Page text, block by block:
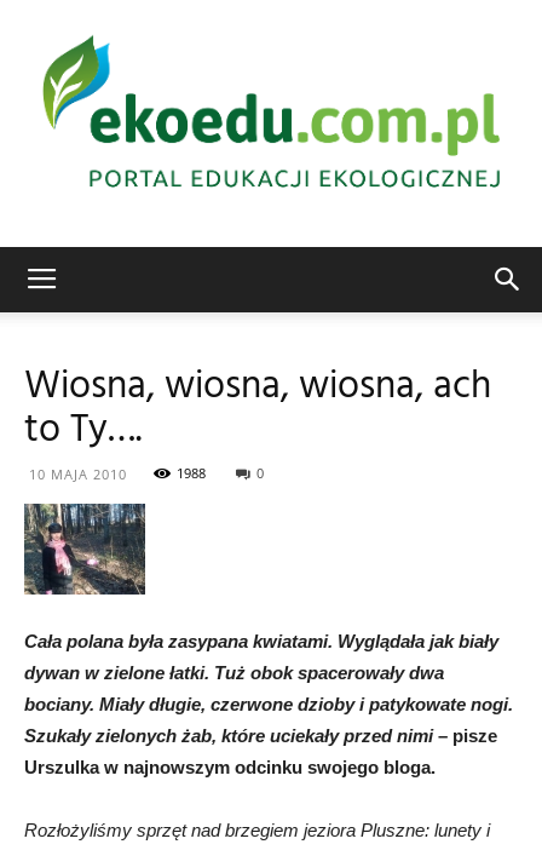
Wiosna, wiosna, wiosna, ach
to Ty….
10 MAJA 2010 1988 0
Cała polana była zasypana kwiatami. Wyglądała jak biały
dywan w zielone łatki. Tuż obok spacerowały dwa
bociany. Miały długie, czerwone dzioby i patykowate nogi.
Szukały zielonych żab, które uciekały przed nimi– pisze
Urszulka w najnowszym odcinku swojego bloga.
Rozłożyliśmy sprzęt nad brzegiem jeziora Pluszne: lunety i